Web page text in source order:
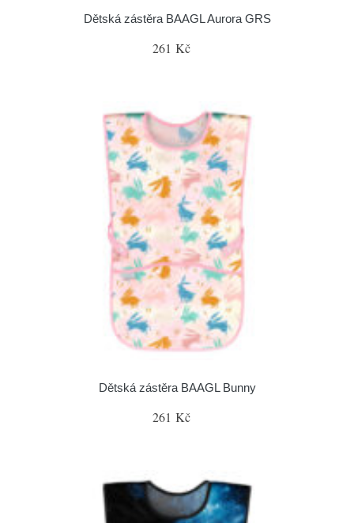
Dětská zástěra BAAGL Aurora GRS
261 Kč
Dětská zástěra BAAGL Bunny
261 Kč